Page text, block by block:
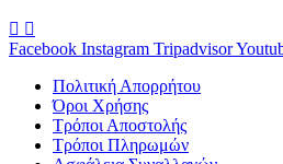
Facebook Instagram Tripadvisor
Πολιτική Απορρήτου
Όροι Χρήσης
Τρόποι Αποστολής
Τρόποι Πληρωμών